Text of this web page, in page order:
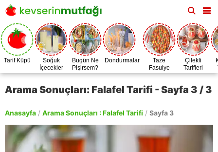
Tarif Küpü
Soğuk
İçecekler
Bugün Ne
Pişirsem?
Dondurmalar
Taze
Fasulye
Zamanı
Çilekli
Tarifleri
Arama Sonuçları: Falafel Tarifi - Sayfa 3 / 3
Anasayfa / Arama Sonuçları : Falafel Tarifi / Sayfa 3